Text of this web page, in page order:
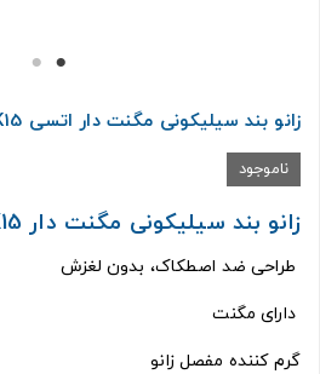
زانو بند سیلیکونی مگنت دار اتسی TK15
ناموجود
زانو بند سیلیکونی مگنت دار otessy TK15
طراحی ضد اصطکاک، بدون لغزش
دارای مگنت‌
گرم کننده مفصل زانو